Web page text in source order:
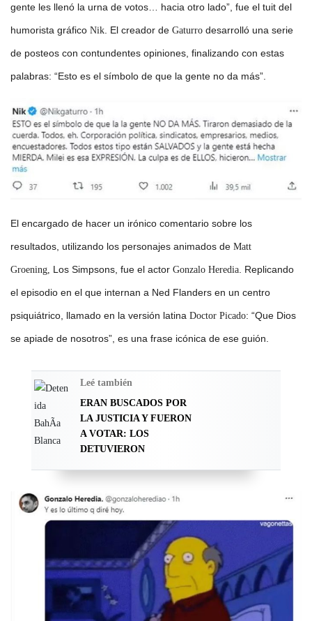
gente les llenó la urna de votos… hacia otro lado”, fue el tuit del
humorista gráfico Nik . El creador de Gaturro desarrolló una serie
de posteos con contundentes opiniones, finalizando con estas
palabras: “Esto es el símbolo de que la gente no da más”.
El encargado de hacer un irónico comentario sobre los
resultados, utilizando los personajes animados de Matt
Groening, Los Simpsons, fue el actor Gonzalo Heredia . Replicando
el episodio en el que internan a Ned Flanders en un centro
psiquiátrico, llamado en la versión latina Doctor Picado: “Que Dios
se apiade de nosotros”, es una frase icónica de ese guión.
Leé también
ERAN BUSCADOS POR
LA JUSTICIA Y FUERON
A VOTAR: LOS
DETUVIERON